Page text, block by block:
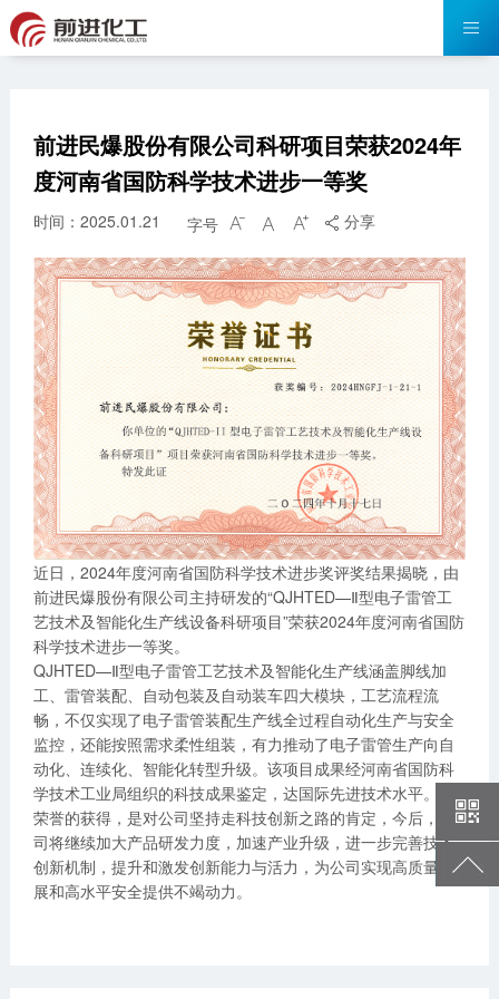
前进民爆股份有限公司科研项目荣获2024年
度河南省国防科学技术进步一等奖
时间：2025.01.21 字号     分享
近日，2024年度河南省国防科学技术进步奖评奖结果揭晓，由
前进民爆股份有限公司主持研发的“QJHTED—Ⅱ型电子雷管工
艺技术及智能化生产线设备科研项目”荣获2024年度河南省国防
科学技术进步一等奖。
QJHTED—Ⅱ型电子雷管工艺技术及智能化生产线涵盖脚线加
工、雷管装配、自动包装及自动装车四大模块，工艺流程流
畅，不仅实现了电子雷管装配生产线全过程自动化生产与安全
监控，还能按照需求柔性组装，有力推动了电子雷管生产向自
动化、连续化、智能化转型升级。该项目成果经河南省国防科
学技术工业局组织的科技成果鉴定，达国际先进技术水平。
荣誉的获得，是对公司坚持走科技创新之路的肯定，今后，公
司将继续加大产品研发力度，加速产业升级，进一步完善技术
创新机制，提升和激发创新能力与活力，为公司实现高质量发
展和高水平安全提供不竭动力。